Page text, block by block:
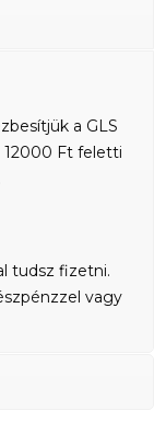
a GLS
12000 Ft feletti
tudsz fizetni.
vagy